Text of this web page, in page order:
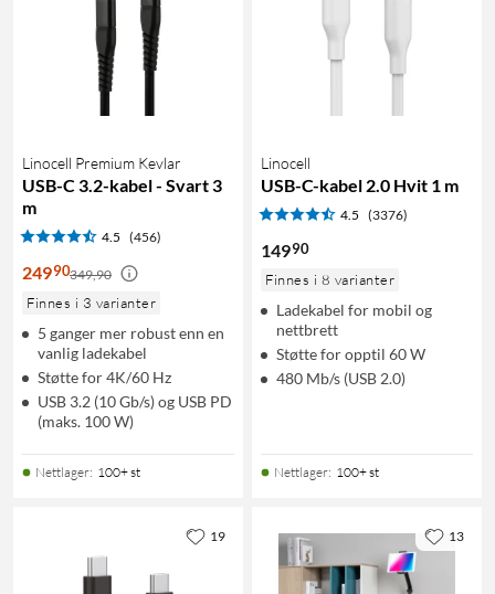
Linocell Premium Kevlar
USB-C 3.2-kabel - Svart 3
m
4.5 (456)
24990349,90
Finnes i 3 varianter
5 ganger mer robust enn en
vanlig ladekabel
Støtte for 4K/60 Hz
USB 3.2 (10 Gb/s) og USB PD
(maks. 100 W)
Nettlager: 100+ st
Linocell
USB-C-kabel 2.0 Hvit 1 m
4.5 (3376)
14990
Finnes i 8 varianter
Ladekabel for mobil og
nettbrett
Støtte for opptil 60 W
480 Mb/s (USB 2.0)
Nettlager: 100+ st
19 13